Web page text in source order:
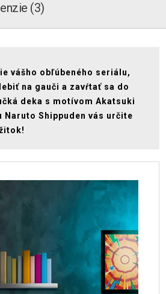
(3)
vášho obľúbeného seriálu,
na gauči a zavŕtať sa do
deka s motívom Akatsuki
Shippuden vás určite